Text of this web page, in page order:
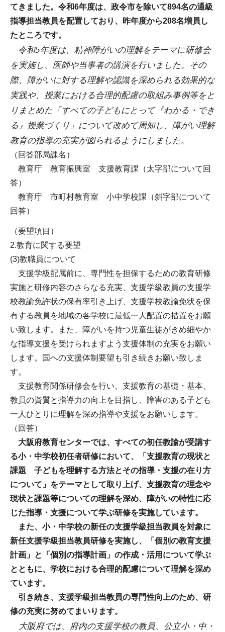
てきました。令和6年度は、政令市を除いて894名の通級
指導担当教員を配置しており、昨年度から208名増員し
たところです。
令和5年度は、精神障がいの理解をテーマに研修会
を実施し、医師や当事者の講演を行いました。その
際、障がいに対する理解や認識を深められる効果的な
実践や、授業における合理的配慮の取組み事例等をと
りまとめた「すべての子どもにとって『わかる・でき
る』授業づくり」について改めて周知し、障がい理解
教育の指導の充実が図られるようにしました。
（回答部局課名）
教育庁 教育振興室 支援教育課（太字部について回
答）
教育庁 市町村教育室 小中学校課（斜字部について
回答）
（要望項目）
2.教育に関する要望
(3)教職員について
支援学級配属前に、専門性を担保するための教育研修
実施と研修内容のさらなる充実、支援学級教員の支援学
校教諭免許状の保有率引き上げ、支援学校教諭免状を保
有する教員を地域の各学校に最低一人配置の措置をお願
い致します。また、障がいを持つ児童生徒がきめ細やか
な指導支援を受けられますよう支援体制の充実をお願い
します。国への支援体制要望も引き続きお願い致しま
す。
支援教育関係研修会を行い、支援教育の基礎・基本、
教員の資質と指導力の向上を目指し、障害のある子ども
一人ひとりに理解を深め指導や支援をお願いします。
（回答）
大阪府教育センターでは、すべての初任教諭が受講す
る小・中学校初任者研修において、「支援教育の現状と
課題 子どもを理解する方法とその指導・支援の在り方
について」をテーマとして取り上げ、支援教育の理念や
現状と課題等についての理解を深め、障がいの特性に応
じた指導・支援について学ぶ研修を実施しています。
また、小・中学校の新任の支援学級担当教員を対象に
新任支援学級担当教員研修を実施し、「個別の教育支援
計画」と「個別の指導計画」の作成・活用について学ぶ
とともに、学校における合理的配慮について理解を深め
ています。
引き続き、支援学級担当教員の専門性向上のため、研
修の充実に努めてまいります。
大阪府では、府内の支援学校の教員、公立小・中・